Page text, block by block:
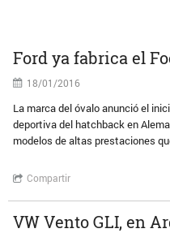
Ford ya fabrica el
18/01/2016
La marca del óvalo anunció el
deportiva del hatchback en
modelos de altas prestaciones
Compartir
VW Vento GLI, en